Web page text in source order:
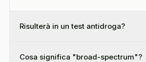
Risulterà in un test antidroga?
Cosa significa "broad-spectrum"?